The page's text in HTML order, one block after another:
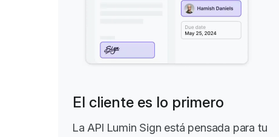
El cliente es lo primero
La API Lumin Sign está pensada para tu